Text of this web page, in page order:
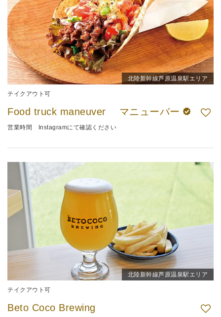
北陸新幹線芦原温泉駅エリア
テイクアウト可
Food truck maneuver マニューバー
営業時間 Instagramにて確認ください
北陸新幹線芦原温泉駅エリア
テイクアウト可
Beto Coco Brewing